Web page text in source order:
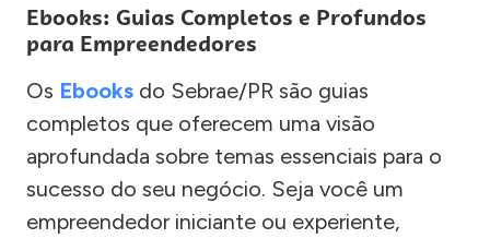
Ebooks: Guias Completos e Profundos
para Empreendedores
Os Ebooks do Sebrae/PR são guias
completos que oferecem uma visão
aprofundada sobre temas essenciais para o
sucesso do seu negócio. Seja você um
empreendedor iniciante ou experiente,